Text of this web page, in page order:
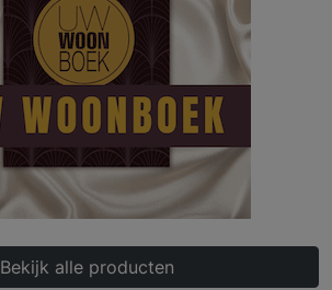
Bekijk alle producten